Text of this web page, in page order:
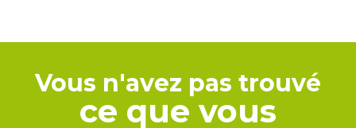
Vous n'avez pas trouvé
ce que vous